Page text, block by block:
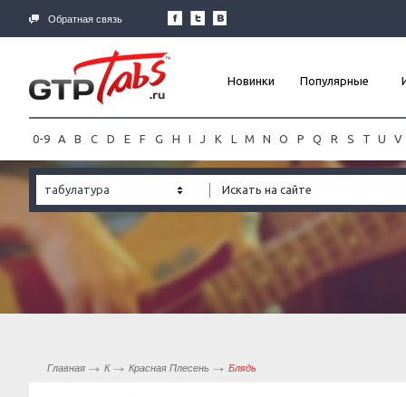
Обратная связь
Новинки Популярные
0-9 A B C D E F G H I J K L M N O P Q R S T U V
табулатура
Главная К Красная Плесень Блядь